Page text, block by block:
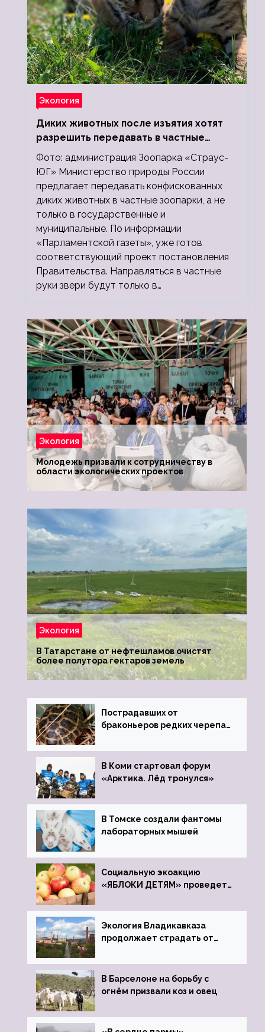
Экология
Диких животных после изъятия хотят
разрешить передавать в частные
зоопарки
Фото: администрация Зоопарка «Страус-
ЮГ» Министерство природы России
предлагает передавать конфискованных
диких животных в частные зоопарки, а не
только в государственные и
муниципальные. По информации
«Парламентской газеты», уже готов
соответствующий проект постановления
Правительства. Направляться в частные
руки звери будут только в…
Экология
Молодежь призвали к сотрудничеству в
области экологических проектов
Экология
В Татарстане от нефтешламов очистят
более полутора гектаров земель
Пострадавших от
браконьеров редких черепах
зоопарк
В Коми стартовал форум
«Арктика. Лёд тронулся»
В Томске создали фантомы
лабораторных мышей
Социальную экоакцию
«ЯБЛОКИ ДЕТЯМ» проведет
Экология Владикавказа
продолжает страдать от
В Барселоне на борьбу с
огнём призвали коз и овец